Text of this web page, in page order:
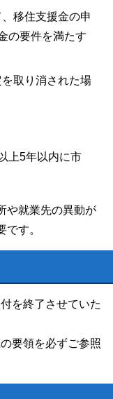
移住支援金の申
の要件を満たす
取り消された場
上5年以内に市
や就業先の異動が
す。
を終了させていた
要領を必ずご参照